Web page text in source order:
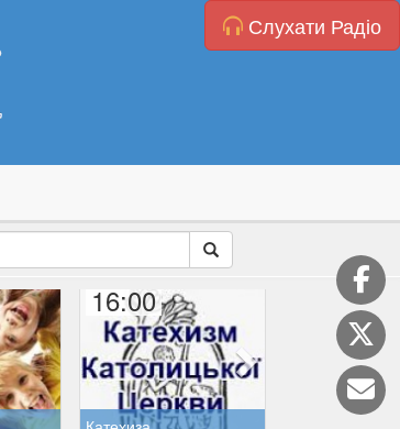
Слухати Радіо
16:00 16:45